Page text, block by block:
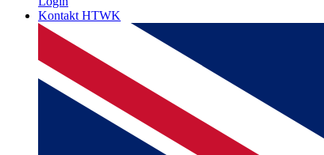
Kontakt HTWK